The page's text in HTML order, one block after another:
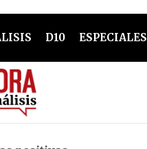
D10 ESPECIALES